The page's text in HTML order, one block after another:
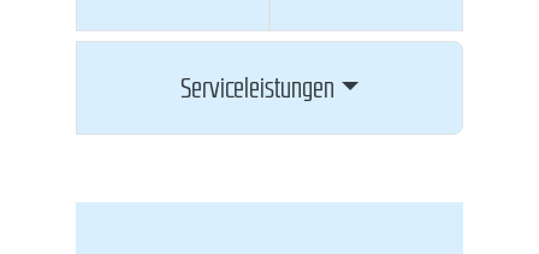
Serviceleistungen